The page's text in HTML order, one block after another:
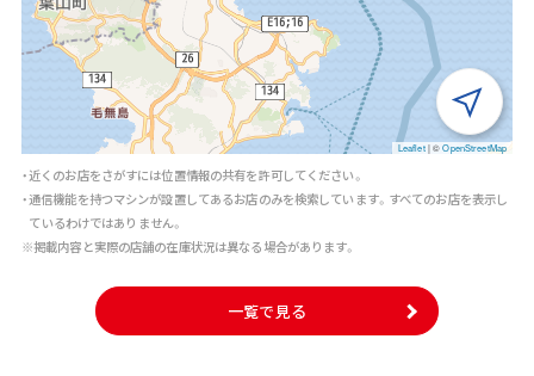
Leaflet |©OpenStreetMap
・近くのお店をさがすには位置情報の共有を許可してください。
・通信機能を持つマシンが設置してあるお店のみを検索しています。すべてのお店を表示し
ているわけではありません。
※掲載内容と実際の店舗の在庫状況は異なる場合があります。
一覧で見る